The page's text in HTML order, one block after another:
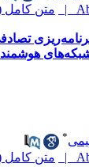
متن کامل (PDF)
هوشمند
متن کامل (PDF)